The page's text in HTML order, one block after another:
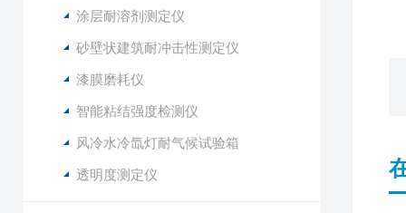
涂层耐溶剂测定仪
砂壁状建筑耐冲击性测定仪
漆膜磨耗仪
智能粘结强度检测仪
风冷水冷氙灯耐气候试验箱
透明度测定仪